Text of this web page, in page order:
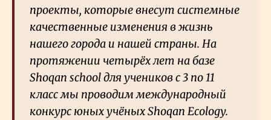
проекты, которые внесут системные
качественные изменения в жизнь
нашего города и нашей страны. На
протяжении четырёх лет на базе
Shoqan school для учеников с 3 по 11
класс мы проводим международный
конкурс юных учёных Shoqan Ecology.